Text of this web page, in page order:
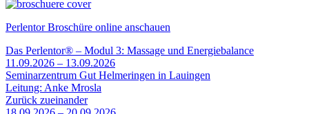
Perlentor Broschüre online anschauen
Das Perlentor® – Modul 3: Massage und Energiebalance
11.09.2026 – 13.09.2026
Seminarzentrum Gut Helmeringen in Lauingen
Leitung: Anke Mrosla
Zurück zueinander